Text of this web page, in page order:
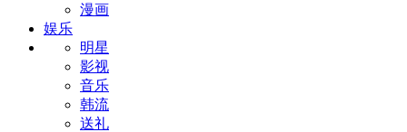
漫画
娱乐
明星
影视
音乐
韩流
送礼